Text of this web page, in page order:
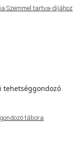
Szemmel tartva-díjához
tábora